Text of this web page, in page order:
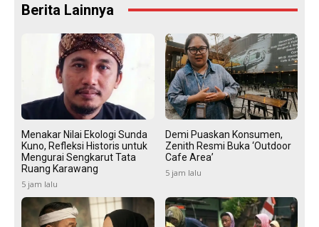
Berita Lainnya
Menakar Nilai Ekologi Sunda
Kuno, Refleksi Historis untuk
Mengurai Sengkarut Tata
Ruang Karawang
5 jam lalu
Demi Puaskan Konsumen,
Zenith Resmi Buka ‘Outdoor
Cafe Area’
5 jam lalu